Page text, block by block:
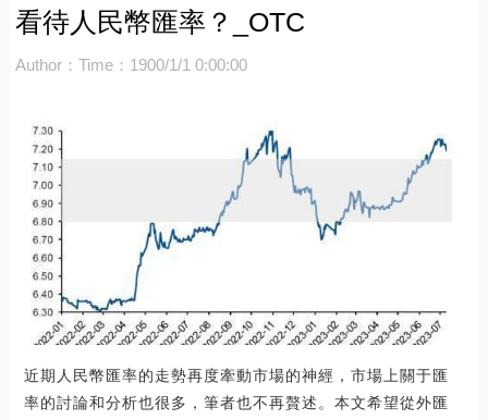
看待人民幣匯率？_OTC
Author： Time：1900/1/1 0:00:00
近期人民幣匯率的走勢再度牽動市場的神經，市場上關于匯
率的討論和分析也很多，筆者也不再贅述。本文希望從外匯